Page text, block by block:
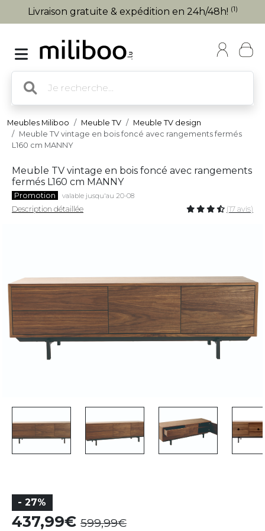
Livraison gratuite & expédition en 24h/48h! (1)
Meubles Miliboo Meuble TV
Meuble TV design
Meuble TV vintage en bois foncé avec rangements fermés
L160 cm MANNY
Meuble TV vintage en bois foncé avec rangements
fermés L160 cm MANNY
Promotion valable jusqu'au 20-08
Description détaillée (17 avis)
- 27%
437,99 599,99